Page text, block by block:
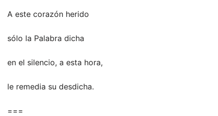
A este corazón herido
sólo la Palabra dicha
en el silencio, a esta hora,
le remedia su desdicha.
===